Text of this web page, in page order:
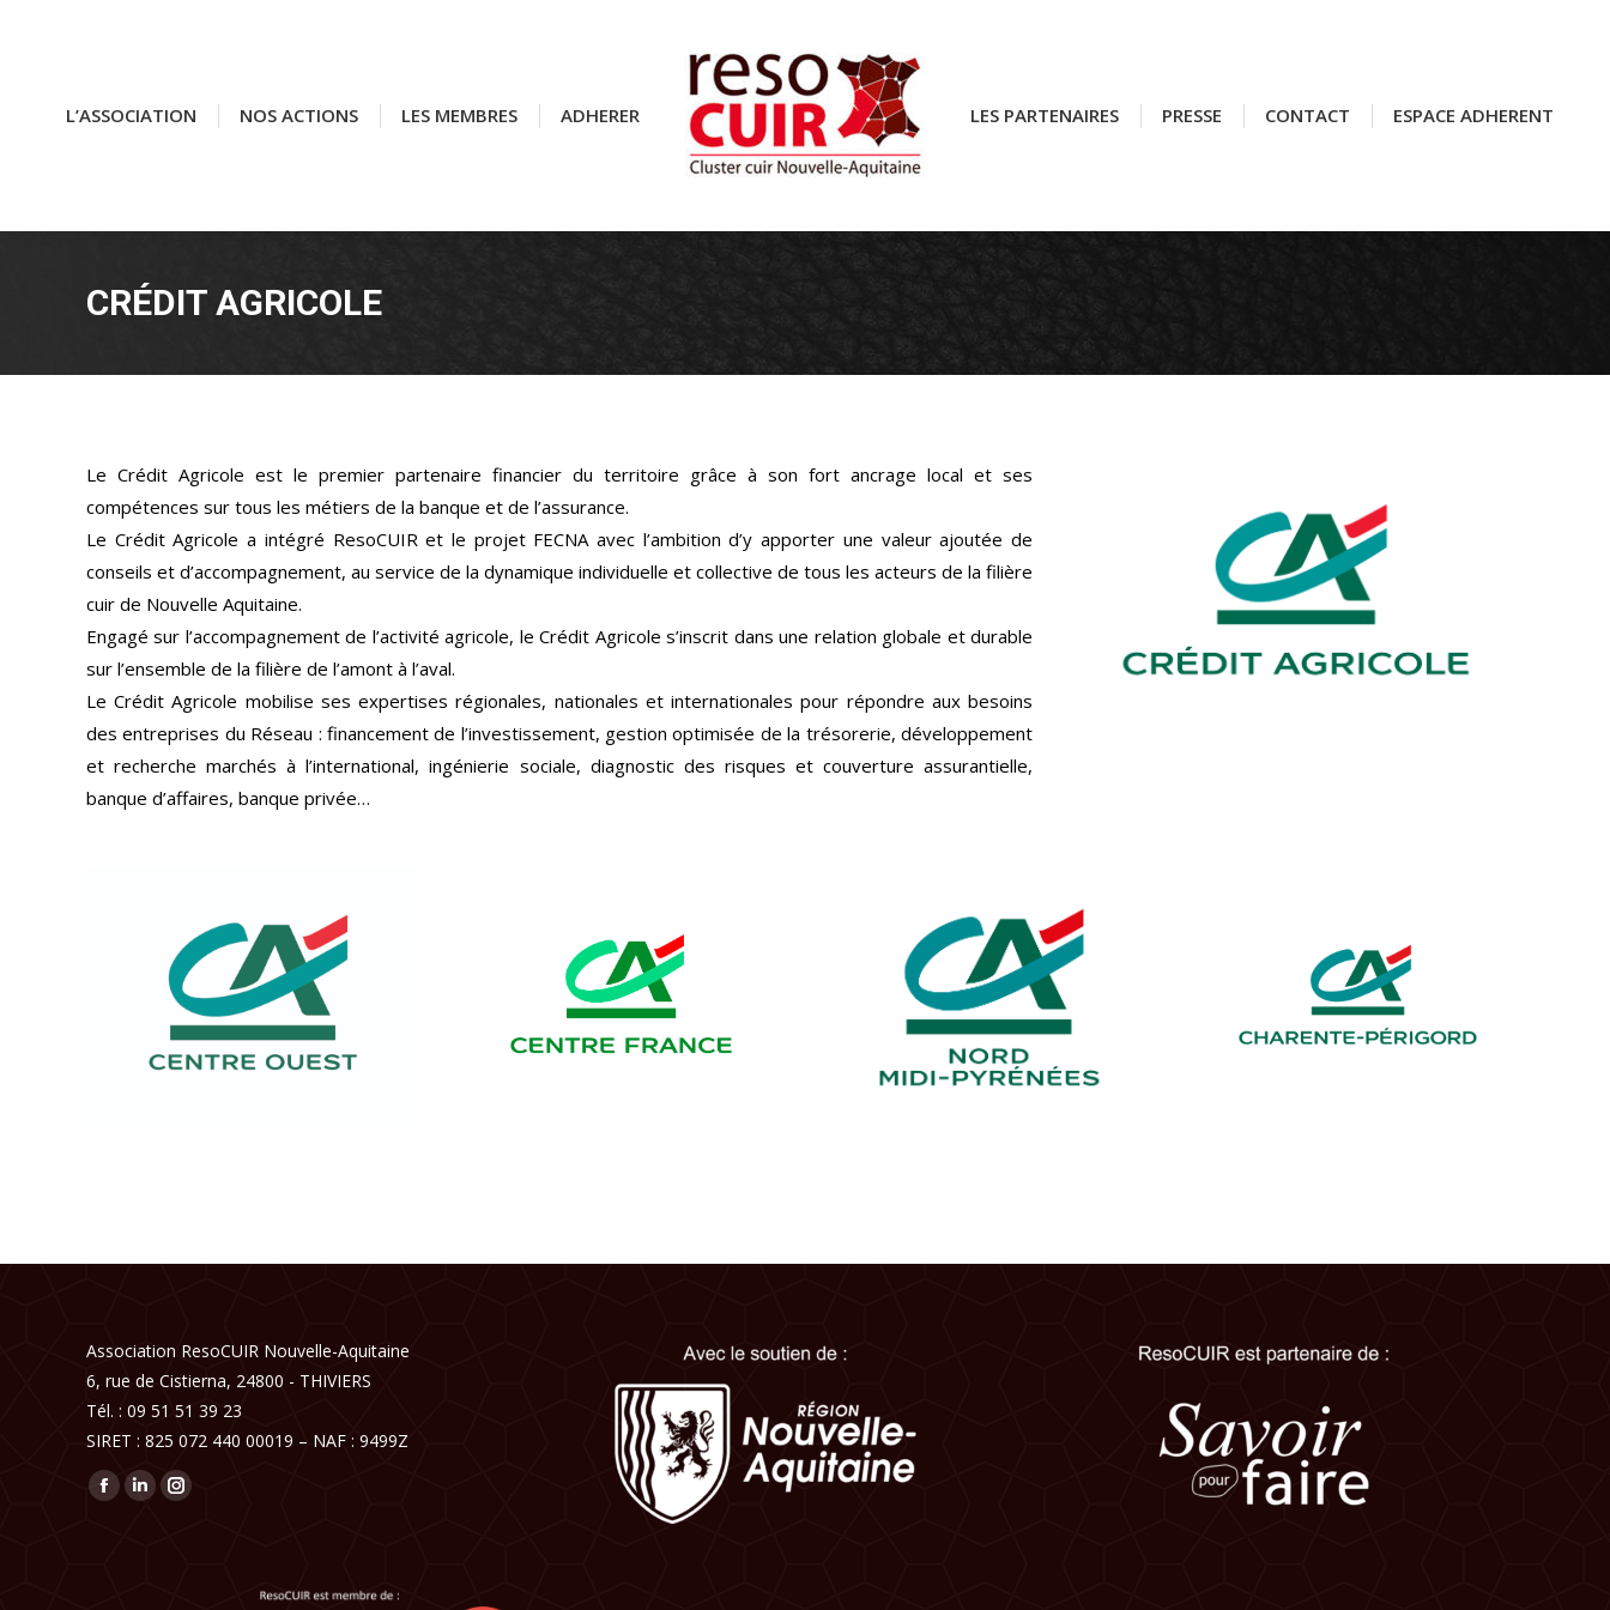
L’ASSOCIATION NOS ACTIONS LES MEMBRES ADHERER LES PARTENAIRES PRESSE CONTACT ESPACE ADHERENT
CRÉDIT AGRICOLE
Le Crédit Agricole est le premier partenaire financier du territoire grâce à son fort ancrage local et ses
compétences sur tous les métiers de la banque et de l’assurance.
Le Crédit Agricole a intégré ResoCUIR et le projet FECNA avec l’ambition d’y apporter une valeur ajoutée de
conseils et d’accompagnement, au service de la dynamique individuelle et collective de tous les acteurs de la filière
cuir de Nouvelle Aquitaine.
Engagé sur l’accompagnement de l’activité agricole, le Crédit Agricole s’inscrit dans une relation globale et durable
sur l’ensemble de la filière de l’amont à l’aval.
Le Crédit Agricole mobilise ses expertises régionales, nationales et internationales pour répondre aux besoins
des entreprises du Réseau : financement de l’investissement, gestion optimisée de la trésorerie, développement
et recherche marchés à l’international, ingénierie sociale, diagnostic des risques et couverture assurantielle,
banque d’affaires, banque privée…
Association ResoCUIR Nouvelle-Aquitaine
6, rue de Cistierna, 24800 - THIVIERS
Tél. : 09 51 51 39 23
SIRET : 825 072 440 00019 – NAF : 9499Z
Trouvez nous sur :
Facebook
LinkedInInstagram
L’ASSOCIATION NOS ACTIONS LES MEMBRES ADHERER LES PARTENAIRES PRESSE CONTACT ESPACE ADHERENT